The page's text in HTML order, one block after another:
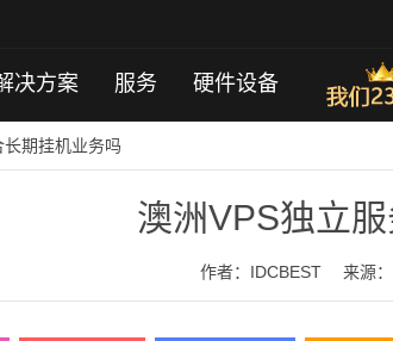
决方案 服务 硬件设备
期挂机业务吗
澳洲VPS独立
作者：IDCBEST 来源：